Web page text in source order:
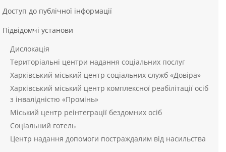
Доступ до публічної інформації
Підвідомчі установи
Дислокація
Територіальні центри надання соціальних послуг
Харківський міський центр соціальних служб «Довіра»
Харківський міський центр комплексної реабілітації осіб
з інвалідністю «Промінь»
Міський центр реінтеграції бездомних осіб
Соціальний готель
Центр надання допомоги постраждалим від насильства